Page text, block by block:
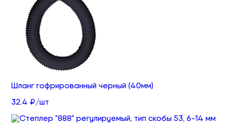
Шланг гофрированный черный (40мм)
32.4 ₽/шт